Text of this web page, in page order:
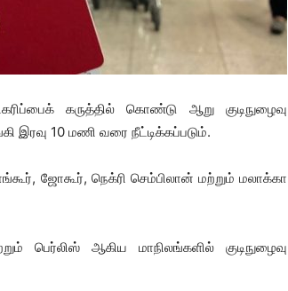
கருத்தில் கொண்டு ஆறு குடிநுழைவு
10 மணி வரை நீட்டிக்கப்படும்.
ஜோகூர், நெக்ரி செம்பிலான் மற்றும் மலாக்கா
பெர்லிஸ் ஆகிய மாநிலங்களில் குடிநுழைவு